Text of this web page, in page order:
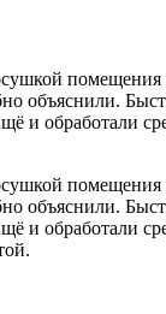
помещения
объяснили.
и обработали
помещения
объяснили.
и обработали